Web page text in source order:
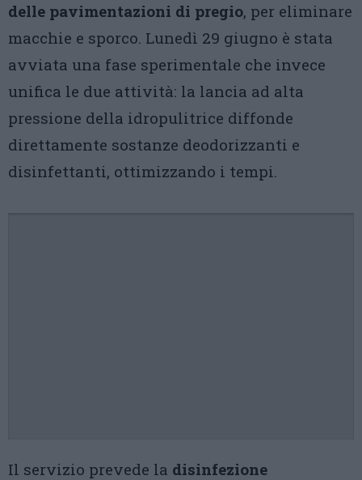
delle pavimentazioni di pregio, per eliminare
macchie e sporco. Lunedì 29 giugno è stata
avviata una fase sperimentale che invece
unifica le due attività: la lancia ad alta
pressione della idropulitrice diffonde
direttamente sostanze deodorizzanti e
disinfettanti, ottimizzando i tempi.
Il servizio prevede la disinfezione